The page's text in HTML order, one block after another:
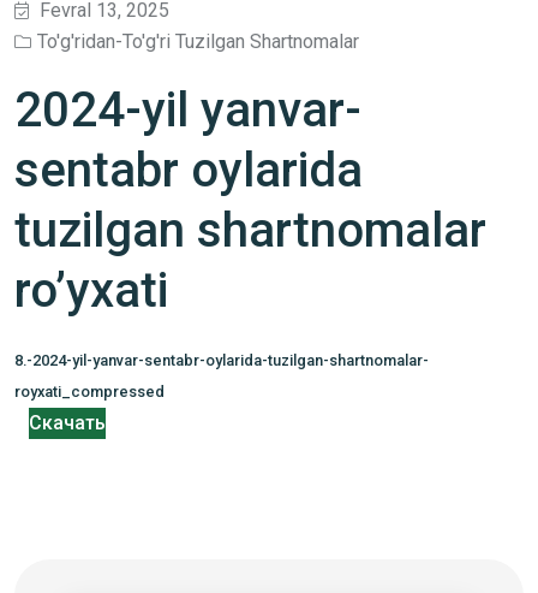
Fevral 13, 2025
To'g'ridan-To'g'ri Tuzilgan Shartnomalar
2024-yil yanvar-
sentabr oylarida
tuzilgan shartnomalar
ro’yxati
8.-2024-yil-yanvar-sentabr-oylarida-tuzilgan-shartnomalar-
royxati_compressed
Скачать